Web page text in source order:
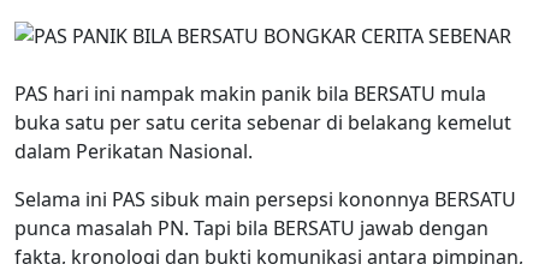
PAS hari ini nampak makin panik bila BERSATU mula
buka satu per satu cerita sebenar di belakang kemelut
dalam Perikatan Nasional.
Selama ini PAS sibuk main persepsi kononnya BERSATU
punca masalah PN. Tapi bila BERSATU jawab dengan
fakta, kronologi dan bukti komunikasi antara pimpinan,